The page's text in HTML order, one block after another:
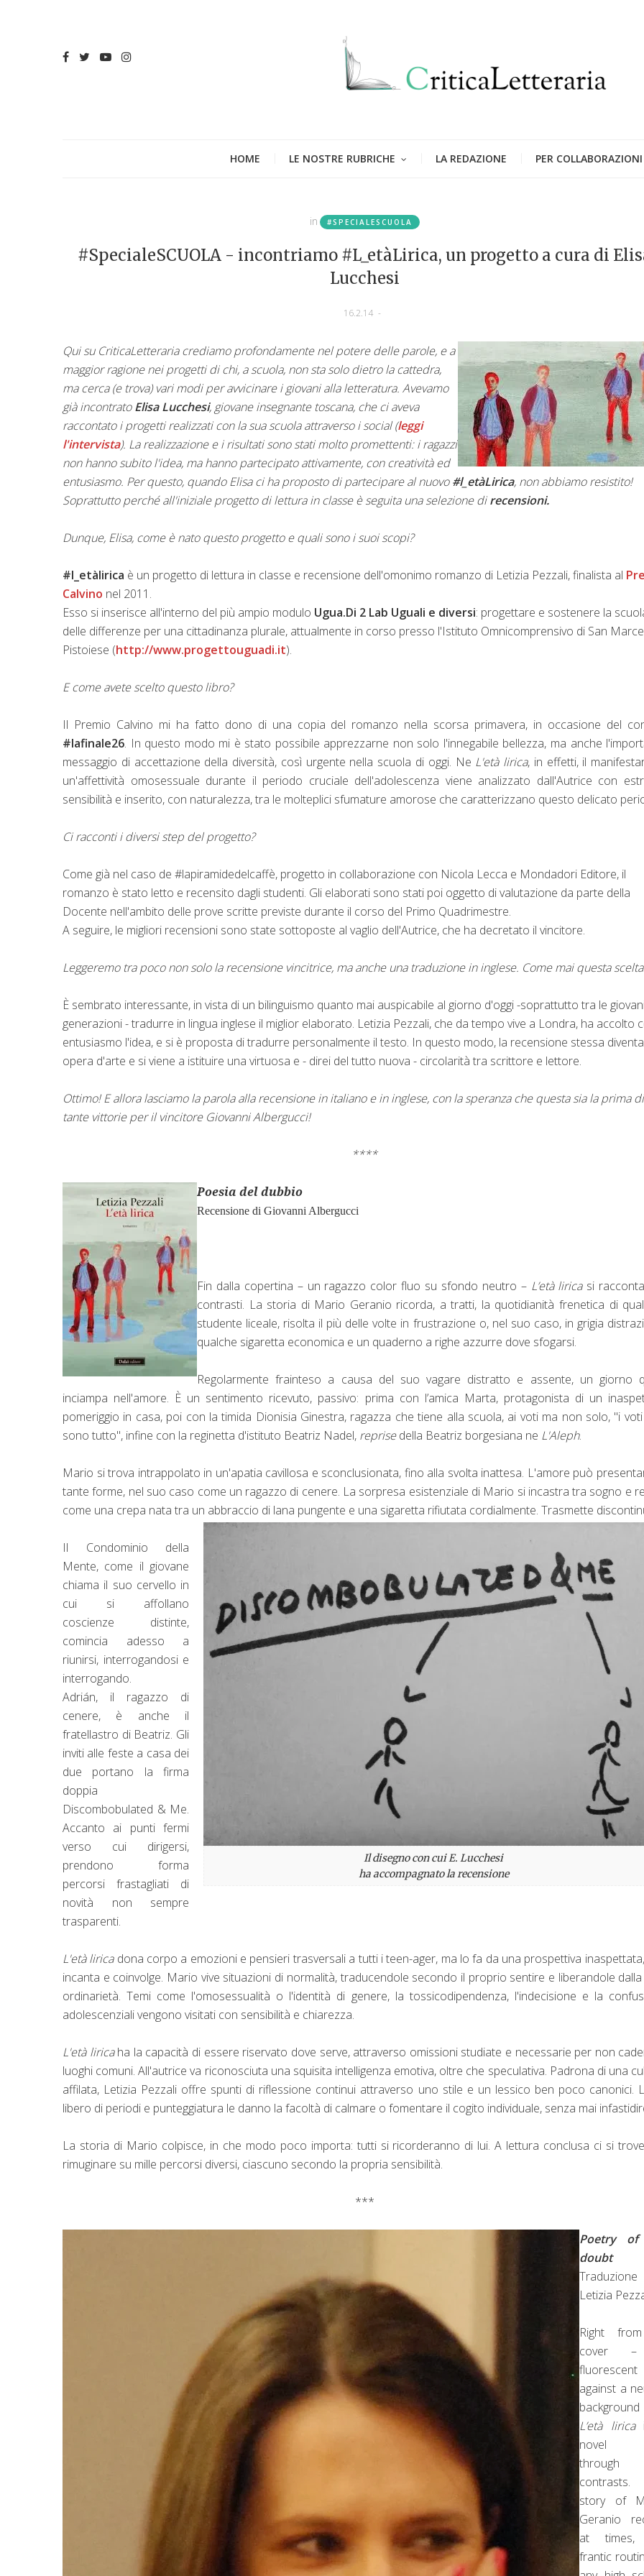
HOME LE NOSTRE RUBRICHE LA REDAZIONE PER COLLABORAZIONI
in #SPECIALESCUOLA
#SpecialeSCUOLA - incontriamo #L_etàLirica, un progetto a cura di
Lucchesi
16.2.14 -
Qui su CriticaLetteraria crediamo profondamente nel potere delle parole, e a
maggior ragione nei progetti di chi, a scuola, non sta solo dietro la cattedra,
ma cerca (e trova) vari modi per avvicinare i giovani alla letteratura. Avevamo
già incontratoElisa Lucchesi, giovane insegnante toscana, che ci aveva
raccontato i progetti realizzati con la sua scuola attraverso i social (leggi
l'intervista). La realizzazione e i risultati sono stati molto promettenti: i ragazzi
non hanno subito l'idea, ma hanno partecipato attivamente, con creatività ed
entusiasmo. Per questo, quando Elisa ci ha proposto di partecipare al nuovo#l_etàLirica, non abbiamo resistito!
Soprattutto perché all'iniziale progetto di lettura in classe è seguita una selezione direcensioni.
Dunque, Elisa, come è nato questo progetto e quali sono i suoi scopi?
#l_etàlirica è un progetto di lettura in classe e recensione dell'omonimo romanzo di Letizia Pezzali, finalista al
Calvino nel 2011.
Esso si inserisce all'interno del più ampio modulo Ugua.Di 2 Lab Uguali e diversi: progettare e sostenere la
delle differenze per una cittadinanza plurale, attualmente in corso presso l'Istituto Omnicomprensivo di San
Pistoiese (http://www.progettouguadi.it).
E come avete scelto questo libro?
Il Premio Calvino mi ha fatto dono di una copia del romanzo nella scorsa primavera, in occasione del
#lafinale26. In questo modo mi è stato possibile apprezzarne non solo l'innegabile bellezza, ma anche
messaggio di accettazione della diversità, così urgente nella scuola di oggi. Ne L'età lirica, in effetti, il
un'affettività omosessuale durante il periodo cruciale dell'adolescenza viene analizzato dall'Autrice con
sensibilità e inserito, con naturalezza, tra le molteplici sfumature amorose che caratterizzano questo delicato
Ci racconti i diversi step del progetto?
Come già nel caso de #lapiramidedelcaffè, progetto in collaborazione con Nicola Lecca e Mondadori Editore, il
romanzo è stato letto e recensito dagli studenti. Gli elaborati sono stati poi oggetto di valutazione da parte della
Docente nell'ambito delle prove scritte previste durante il corso del Primo Quadrimestre.
A seguire, le migliori recensioni sono state sottoposte al vaglio dell'Autrice, che ha decretato il vincitore.
Leggeremo tra poco non solo la recensione vincitrice, ma anche una traduzione in inglese. Come mai questa
È sembrato interessante, in vista di un bilinguismo quanto mai auspicabile al giorno d'oggi -soprattutto tra le
generazioni - tradurre in lingua inglese il miglior elaborato. Letizia Pezzali, che da tempo vive a Londra, ha accolto
entusiasmo l'idea, e si è proposta di tradurre personalmente il testo. In questo modo, la recensione stessa diventa
opera d'arte e si viene a istituire una virtuosa e - direi del tutto nuova - circolarità tra scrittore e lettore.
Ottimo! E allora lasciamo la parola alla recensione in italiano e in inglese, con la speranza che questa sia la prima di
tante vittorie per il vincitore Giovanni Albergucci!
****
Poesia del dubbio
Recensione di Giovanni Albergucci
Fin dalla copertina – un ragazzo color fluo su sfondo neutro – L’età liricasi
contrasti. La storia di Mario Geranio ricorda, a tratti, la quotidianità frenetica di
studente liceale, risolta il più delle volte in frustrazione o, nel suo caso, in grigia
qualche sigaretta economica e un quaderno a righe azzurre dove sfogarsi.
Regolarmente frainteso a causa del suo vagare distratto e assente, un giorno
inciampa nell'amore. È un sentimento ricevuto, passivo: prima con l’amica Marta, protagonista di un
pomeriggio in casa, poi con la timida Dionisia Ginestra, ragazza che tiene alla scuola, ai voti ma non solo, "i
sono tutto", infine con la reginetta d'istituto Beatriz Nadel, reprisedella Beatriz borgesiana ne L'Aleph.
Mario si trova intrappolato in un'apatia cavillosa e sconclusionata, fino alla svolta inattesa. L'amore può
tante forme, nel suo caso come un ragazzo di cenere. La sorpresa esistenziale di Mario si incastra tra sogno e
come una crepa nata tra un abbraccio di lana pungente e una sigaretta rifiutata cordialmente. Trasmette
Il disegno con cui E. Lucchesi
ha accompagnato la recensione
Il Condominio della
Mente, come il giovane
chiama il suo cervello in
cui si affollano
coscienze distinte,
comincia adesso a
riunirsi, interrogandosi e
interrogando.
Adrián, il ragazzo di
cenere, è anche il
fratellastro di Beatriz. Gli
inviti alle feste a casa dei
due portano la firma
doppia
Discombobulated & Me.
Accanto ai punti fermi
verso cui dirigersi,
prendono forma
percorsi frastagliati di
novità non sempre
trasparenti.
L'età liricadona corpo a emozioni e pensieri trasversali a tutti i teen-ager, ma lo fa da una prospettiva
incanta e coinvolge. Mario vive situazioni di normalità, traducendole secondo il proprio sentire e liberandole
ordinarietà. Temi come l'omosessualità o l'identità di genere, la tossicodipendenza, l'indecisione e la
adolescenziali vengono visitati con sensibilità e chiarezza.
L'età liricaha la capacità di essere riservato dove serve, attraverso omissioni studiate e necessarie per non
luoghi comuni. All'autrice va riconosciuta una squisita intelligenza emotiva, oltre che speculativa. Padrona di una
affilata, Letizia Pezzali offre spunti di riflessione continui attraverso uno stile e un lessico ben poco canonici.
libero di periodi e punteggiatura le danno la facoltà di calmare o fomentare il cogito individuale, senza mai
La storia di Mario colpisce, in che modo poco importa: tutti si ricorderanno di lui. A lettura conclusa ci si
rimuginare su mille percorsi diversi, ciascuno secondo la propria sensibilità.
***
Poetry
doubt
Letizia
Right
cover
against a
L’età lirica
novel
through
contrasts.
story of
Geranio
at times,
frantic